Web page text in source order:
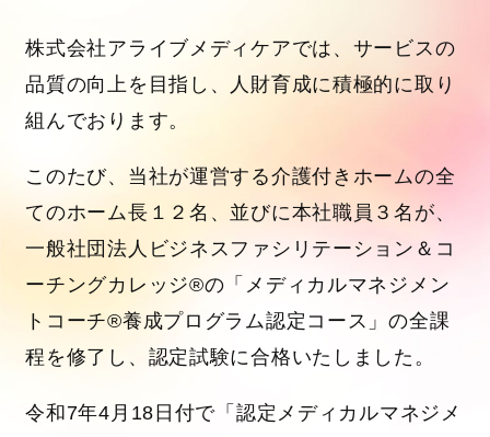
株式会社アライブメディケアでは、サービスの
品質の向上を目指し、人財育成に積極的に取り
組んでおります。
このたび、当社が運営する介護付きホームの全
てのホーム長１２名、並びに本社職員３名が、
一般社団法人ビジネスファシリテーション＆コ
ーチングカレッジ®の「メディカルマネジメン
トコーチ®養成プログラム認定コース」の全課
程を修了し、認定試験に合格いたしました。
令和7年4月18日付で「認定メディカルマネジメ